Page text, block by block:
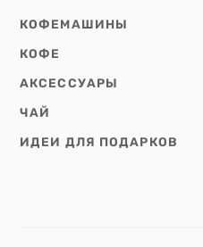
КОФЕМАШИНЫ
КОФЕ
АКСЕССУАРЫ
ЧАЙ
ИДЕИ ДЛЯ ПОДАРКОВ